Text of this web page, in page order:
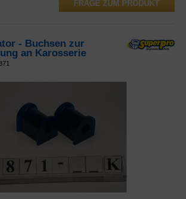
FRAGE ZUM PRODUKT
- Buchsen zur
an Karosserie